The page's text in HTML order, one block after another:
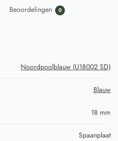
Beoordelingen 0
Noordpoolblauw (U18002 SD)
Blauw
18 mm
Spaanplaat